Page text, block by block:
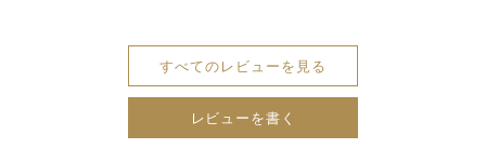
すべてのレビューを見る
レビューを書く